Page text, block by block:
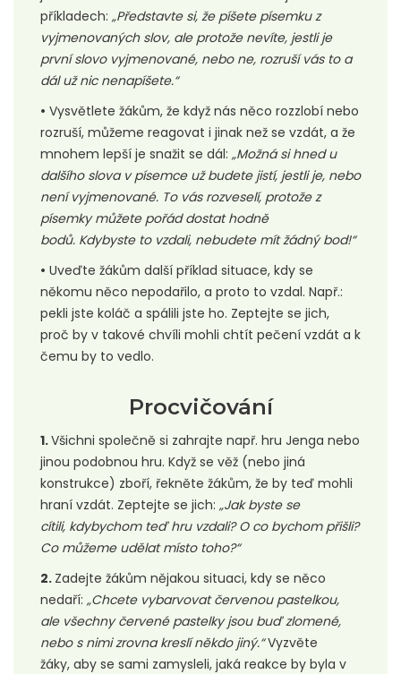
příkladech: „Představte si, že píšete písemku z
vyjmenovaných slov, ale protože nevíte, jestli je
první slovo vyjmenované, nebo ne, rozruší vás to a
dál už nic nenapíšete.“
• Vysvětlete žákům, že když nás něco rozzlobí nebo
rozruší, můžeme reagovat i jinak než se vzdát, a že
mnohem lepší je snažit se dál: „Možná si hned u
dalšího slova v písemce už budete jistí, jestli je, nebo
není vyjmenované. To vás rozveselí, protože z
písemky můžete pořád dostat hodně
bodů. Kdybyste to vzdali, nebudete mít žádný bod!“
• Uveďte žákům další příklad situace, kdy se
někomu něco nepodařilo, a proto to vzdal. Např.:
pekli jste koláč a spálili jste ho. Zeptejte se jich,
proč by v takové chvíli mohli chtít pečení vzdát a k
čemu by to vedlo.
Procvičování
1.Všichni společně si zahrajte např. hru Jenga nebo
jinou podobnou hru. Když se věž (nebo jiná
konstrukce) zboří, řekněte žákům, že by teď mohli
hraní vzdát. Zeptejte se jich: „Jak byste se
cítili, kdybychom teď hru vzdali? O co bychom přišli?
Co můžeme udělat místo toho?“
2. Zadejte žákům nějakou situaci, kdy se něco
nedaří: „Chcete vybarvovat červenou pastelkou,
ale všechny červené pastelky jsou buď zlomené,
nebo s nimi zrovna kreslí někdo jiný.“Vyzvěte
žáky, aby se sami zamysleli, jaká reakce by byla v